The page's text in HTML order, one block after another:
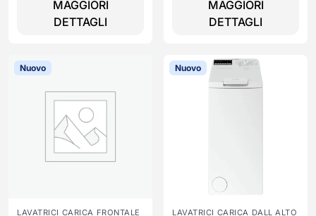
MAGGIORI
DETTAGLI
MAGGIORI
DETTAGLI
Nuovo
LAVATRICI CARICA FRONTALE
Nuovo
LAVATRICI CARICA DALL ALTO